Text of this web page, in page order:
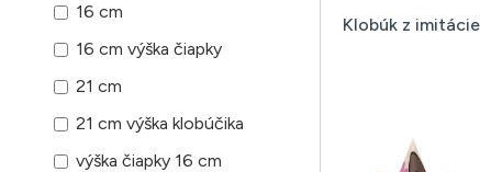
16 cm
16 cm výška čiapky
21 cm
21 cm výška klobúčika
výška čiapky 16 cm
Klobúk z